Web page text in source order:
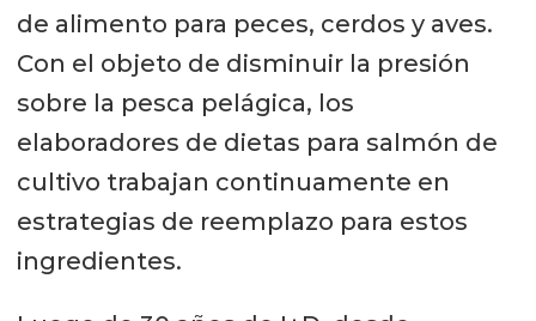
de alimento para peces, cerdos y aves.
Con el objeto de disminuir la presión
sobre la pesca pelágica, los
elaboradores de dietas para salmón de
cultivo trabajan continuamente en
estrategias de reemplazo para estos
ingredientes.